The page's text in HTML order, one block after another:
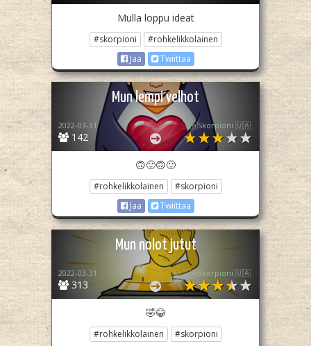
Mulla loppu ideat
#skorpioni
#rohkelikkolainen
Jaa
Twiittaa
Mun lempi velhot
142
2022-03-31 🇺🇦Skorpioni 🇺🇦
🙃🙂🙃🙂
#rohkelikkolainen
#skorpioni
Jaa
Twiittaa
Mun nolot jutut
313
2022-03-31 🇺🇦Skorpioni 🇺🇦
🤣😂
#rohkelikkolainen
#skorpioni